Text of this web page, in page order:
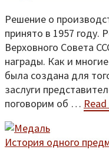
Решение о
принято в 1957
Верховного Совета
награды. Как и
была создана для
заслуги
поговорим об …
История одного